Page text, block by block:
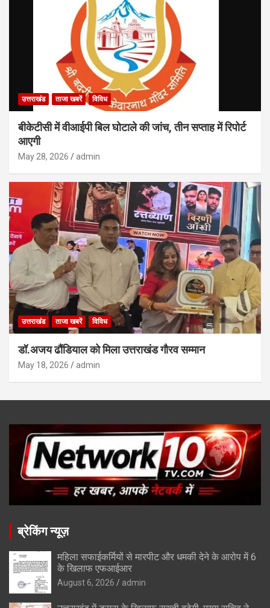
उत्तराखंड ताजा खबरें विविध
बीकेटीसी में वीआईपी बिल घोटाले की जांच, तीन सप्ताह में रिपोर्ट
आएगी
May 28, 2026 admin
उत्तराखंड ताजा खबरें विविध
डॉ.अजय ढौंडियाल को मिला उत्तराखंड गौरव सम्मान
May 18, 2026 admin
ब्रेकिंग न्यूज़
महिला सफाईकर्मियों से मारपीट और धमकी देने के आरोप में 6
के खिलाफ एफआईआर
August 6, 2026 admin